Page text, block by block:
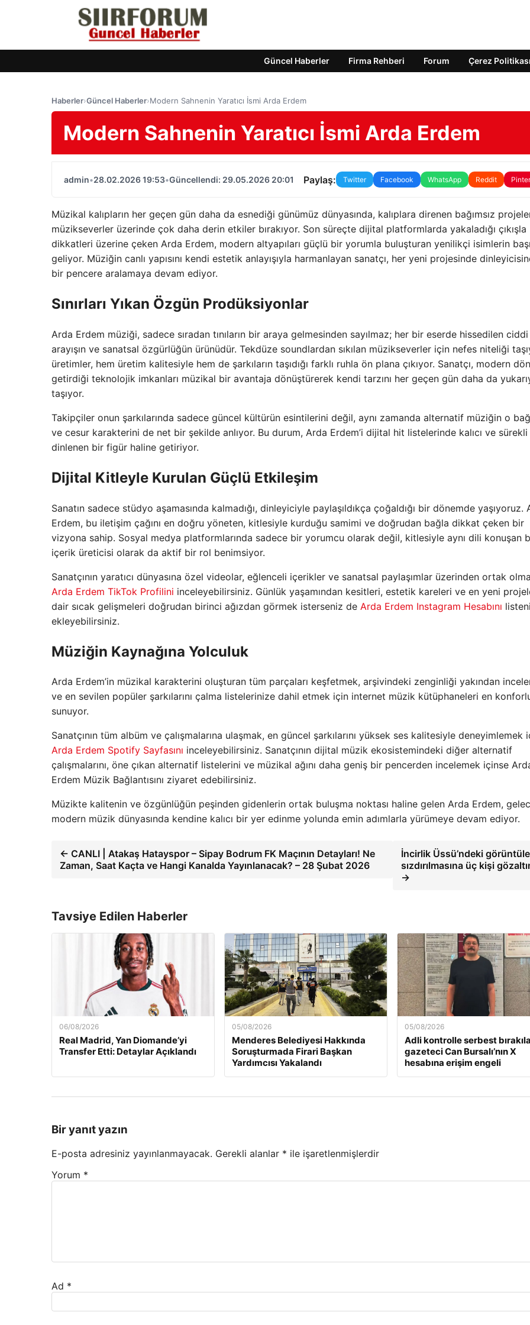
Güncel Haberler Firma Rehberi Forum Çerez Politikası
Haberler›Güncel Haberler›Modern Sahnenin Yaratıcı İsmi Arda Erdem
Modern Sahnenin Yaratıcı İsmi Arda Erdem
admin•28.02.2026 19:53•Güncellendi: 29.05.2026 20:01 Paylaş: Twitter Facebook WhatsApp Reddit
Müzikal kalıpların her geçen gün daha da esnediği günümüz dünyasında, kalıplara direnen bağımsız
müzikseverler üzerinde çok daha derin etkiler bırakıyor. Son süreçte dijital platformlarda yakaladığı çıkışla
dikkatleri üzerine çeken Arda Erdem, modern altyapıları güçlü bir yorumla buluşturan yenilikçi isimlerin
geliyor. Müziğin canlı yapısını kendi estetik anlayışıyla harmanlayan sanatçı, her yeni projesinde
bir pencere aralamaya devam ediyor.
Sınırları Yıkan Özgün Prodüksiyonlar
Arda Erdem müziği, sadece sıradan tınıların bir araya gelmesinden sayılmaz; her bir eserde hissedilen
arayışın ve sanatsal özgürlüğün ürünüdür. Tekdüze soundlardan sıkılan müzikseverler için nefes niteliği
üretimler, hem üretim kalitesiyle hem de şarkıların taşıdığı farklı ruhla ön plana çıkıyor. Sanatçı, modern
getirdiği teknolojik imkanları müzikal bir avantaja dönüştürerek kendi tarzını her geçen gün daha da
taşıyor.
Takipçiler onun şarkılarında sadece güncel kültürün esintilerini değil, aynı zamanda alternatif müziğin o
ve cesur karakterini de net bir şekilde anlıyor. Bu durum, Arda Erdem’i dijital hit listelerinde kalıcı ve sürekli
dinlenen bir figür haline getiriyor.
Dijital Kitleyle Kurulan Güçlü Etkileşim
Sanatın sadece stüdyo aşamasında kalmadığı, dinleyiciyle paylaşıldıkça çoğaldığı bir dönemde yaşıyoruz.
Erdem, bu iletişim çağını en doğru yöneten, kitlesiyle kurduğu samimi ve doğrudan bağla dikkat çeken bir
vizyona sahip. Sosyal medya platformlarında sadece bir yorumcu olarak değil, kitlesiyle aynı dili konuşan
içerik üreticisi olarak da aktif bir rol benimsiyor.
Sanatçının yaratıcı dünyasına özel videolar, eğlenceli içerikler ve sanatsal paylaşımlar üzerinden ortak
Arda Erdem TikTok Profilini inceleyebilirsiniz. Günlük yaşamından kesitleri, estetik kareleri ve en yeni
dair sıcak gelişmeleri doğrudan birinci ağızdan görmek isterseniz de Arda Erdem Instagram Hesabını
ekleyebilirsiniz.
Müziğin Kaynağına Yolculuk
Arda Erdem’in müzikal karakterini oluşturan tüm parçaları keşfetmek, arşivindeki zenginliği yakından
ve en sevilen popüler şarkılarını çalma listelerinize dahil etmek için internet müzik kütüphaneleri en
sunuyor.
Sanatçının tüm albüm ve çalışmalarına ulaşmak, en güncel şarkılarını yüksek ses kalitesiyle deneyimlemek
Arda Erdem Spotify Sayfasını inceleyebilirsiniz. Sanatçının dijital müzik ekosistemindeki diğer alternatif
çalışmalarını, öne çıkan alternatif listelerini ve müzikal ağını daha geniş bir pencerden incelemek içinse
Erdem Müzik Bağlantısını ziyaret edebilirsiniz.
Müzikte kalitenin ve özgünlüğün peşinden gidenlerin ortak buluşma noktası haline gelen Arda Erdem,
modern müzik dünyasında kendine kalıcı bir yer edinme yolunda emin adımlarla yürümeye devam ediyor.
← CANLI | Atakaş Hatayspor – Sipay Bodrum FK Maçının Detayları! Ne
Zaman, Saat Kaçta ve Hangi Kanalda Yayınlanacak? – 28 Şubat 2026
İncirlik Üssü’ndeki
sızdırılmasına üç kişi
→
Tavsiye Edilen Haberler
06/08/2026
Real Madrid, Yan Diomande’yi
Transfer Etti: Detaylar Açıklandı
05/08/2026
Menderes Belediyesi Hakkında
Soruşturmada Firari Başkan
Yardımcısı Yakalandı
05/08/2026
Adli kontrolle serbest
gazeteci Can Bursalı’nın X
hesabına erişim engeli
Bir yanıt yazın
E-posta adresiniz yayınlanmayacak. Gerekli alanlar * ile işaretlenmişlerdir
Yorum *
Ad *